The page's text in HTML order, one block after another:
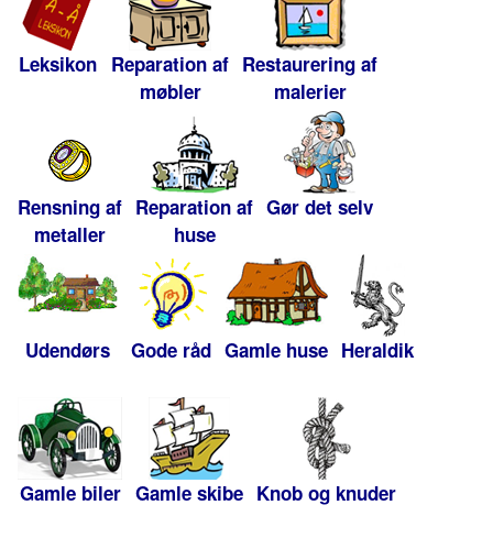
Leksikon Reparation af
møbler
Restaurering af
malerier
Rensning af
metaller
Reparation af
huse
Gør det selv
Udendørs Gode råd Gamle huse Heraldik
Gamle biler Gamle skibe Knob og knuder